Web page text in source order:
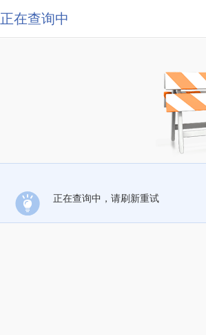
正在查询中
正在查询中，请刷新重试